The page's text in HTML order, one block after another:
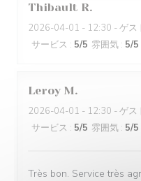
Thibault R
2026-04-01 - 12:30 - ゲス
サービス : 5/5 雰囲気 : 5/5
Leroy M
2026-04-01 - 12:30 - ゲス
サービス : 5/5 雰囲気 : 5/5
Très bon. Service très